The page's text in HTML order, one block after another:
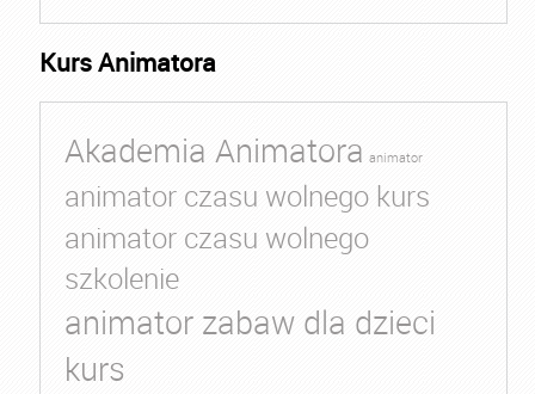
Kurs Animatora
Akademia Animatora animator
animator czasu wolnego kurs
animator czasu wolnego
szkolenie
animator zabaw dla dzieci
kurs